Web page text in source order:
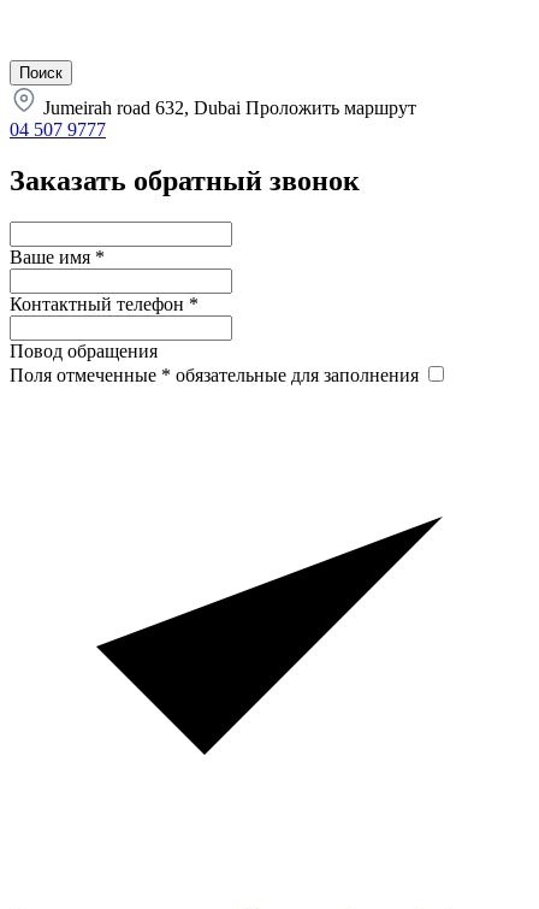
Jumeirah road 632, Dubai Проложить маршрут
04 507 9777
Заказать обратный звонок
Ваше имя *
Контактный телефон *
Повод обращения
Поля отмеченные * обязательные для заполнения